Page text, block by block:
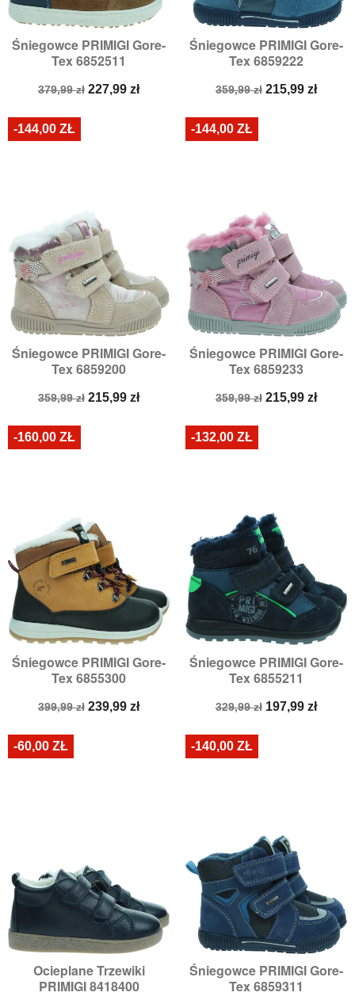
Śniegowce PRIMIGI Gore-
Tex 6852511
Cena
379,99 zł Cena
227,99 zł
Śniegowce PRIMIGI Gore-
Tex 6859222
Cena
359,99 zł Cena
215,99 zł
Śniegowce PRIMIGI Gore-
Tex 6859200
Cena
359,99 zł Cena
215,99 zł
-144,00 ZŁ
Śniegowce PRIMIGI Gore-
Tex 6859233
Cena
359,99 zł Cena
215,99 zł
-144,00 ZŁ
Śniegowce PRIMIGI Gore-
Tex 6855300
Cena
399,99 zł Cena
239,99 zł
-160,00 ZŁ
Śniegowce PRIMIGI Gore-
Tex 6855211
Cena
329,99 zł Cena
197,99 zł
-132,00 ZŁ
Ocieplane Trzewiki
PRIMIGI 8418400
-60,00 ZŁ
Śniegowce PRIMIGI Gore-
Tex 6859311
-140,00 ZŁ